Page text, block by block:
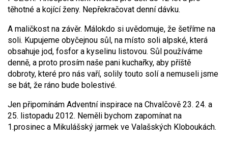
těhotné a kojící ženy. Nepřekračovat denní dávku.
A maličkost na závěr. Málokdo si uvědomuje, že šetříme na
soli. Kupujeme obyčejnou sůl, na místo soli alpské, která
obsahuje jod, fosfor a kyselinu listovou. Sůl používáme
denně, a proto prosím naše pani kuchařky, aby příště
dobroty, které pro nás vaří, solily touto solí a nemuseli jsme
se bát, že ráno bude bolestivé.
Jen připomínám Adventní inspirace na Chvalčově 23. 24. a
25. listopadu 2012. Neměli bychom zapomínat na
1.prosinec a Mikulášský jarmek ve Valašských Kloboukách.